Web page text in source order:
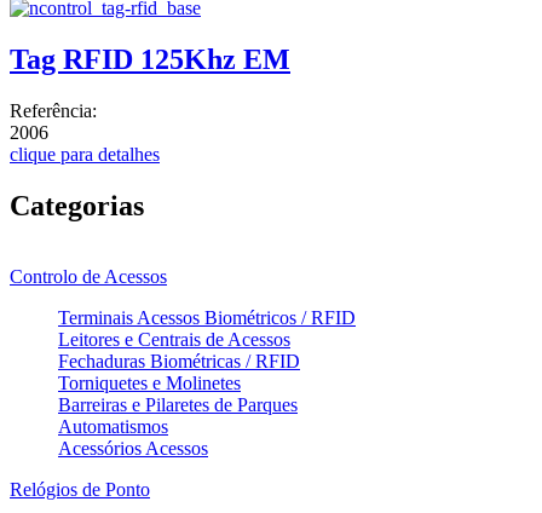
Tag RFID 125Khz EM
Referência:
2006
clique para detalhes
Categorias
Controlo de Acessos
Terminais Acessos Biométricos / RFID
Leitores e Centrais de Acessos
Fechaduras Biométricas / RFID
Torniquetes e Molinetes
Barreiras e Pilaretes de Parques
Automatismos
Acessórios Acessos
Relógios de Ponto